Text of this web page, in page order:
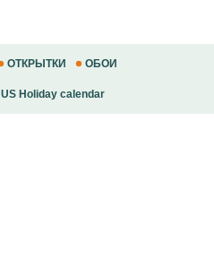
ОТКРЫТКИ ОБОИ
US Holiday calendar